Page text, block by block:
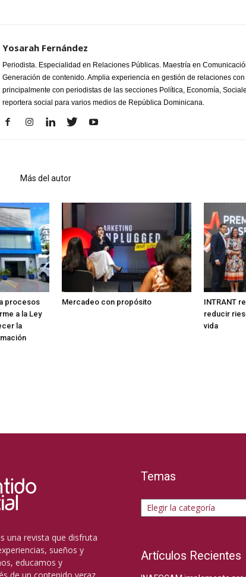
Yosarah Fernández
Periodista. Especialidad en Relaciones Públicas. Maestría en
Generación de contenido. Amplia experiencia en gestión de relaciones
principalmente con periodistas de las secciones Política, Economía,
reportera social para varios medios de República Dominicana.
Más del autor
procesos
a la Ley
la
Mercadeo con propósito
INTRANT
reducir
vida
una revista que disfruta
sueños y
educamos y
de un contenido veraz,
Temas
Temas
Artículos Recientes